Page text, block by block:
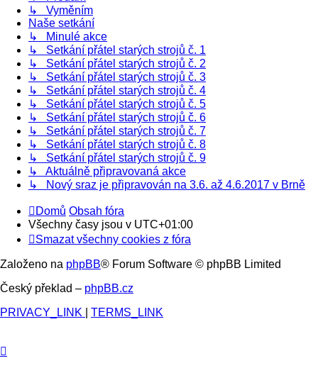
↳ Vyměním
Naše setkání
↳ Minulé akce
↳ Setkání přátel starých strojů č. 1
↳ Setkání přátel starých strojů č. 2
↳ Setkání přátel starých strojů č. 3
↳ Setkání přátel starých strojů č. 4
↳ Setkání přátel starých strojů č. 5
↳ Setkání přátel starých strojů č. 6
↳ Setkání přátel starých strojů č. 7
↳ Setkání přátel starých strojů č. 8
↳ Setkání přátel starých strojů č. 9
↳ Aktuálně připravovaná akce
↳ Nový sraz je připravován na 3.6. až 4.6.2017 v Brně
Domů Obsah fóra
Všechny časy jsou v UTC+01:00
Smazat všechny cookies z fóra
Založeno na phpBB® Forum Software © phpBB Limited
Český překlad – phpBB.cz
PRIVACY_LINK
TERMS_LINK